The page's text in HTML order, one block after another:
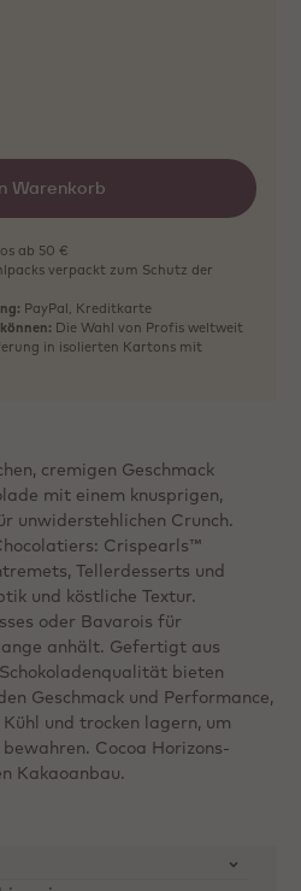
Warenkorb
ab 50 €
verpackt zum Schutz der
PayPal, Kreditkarte
Die Wahl von Profis weltweit
in isolierten Kartons mit
cremigen Geschmack
mit einem knusprigen,
unwiderstehlichen Crunch.
Crispearls™
Tellerdesserts und
und köstliche Textur.
oder Bavarois für
anhält. Gefertigt aus
bieten
Geschmack und Performance,
und trocken lagern, um
Cocoa Horizons-
Kakaoanbau.